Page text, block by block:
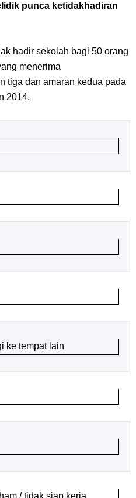
punca ketidakhadiran
hadir sekolah bagi 50 orang
menerima
tiga dan amaran kedua pada
2014.
ke tempat lain